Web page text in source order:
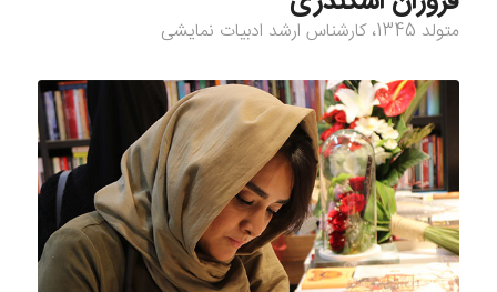
متولد 1345، کارشناس ارشد ادبیات نمایشی